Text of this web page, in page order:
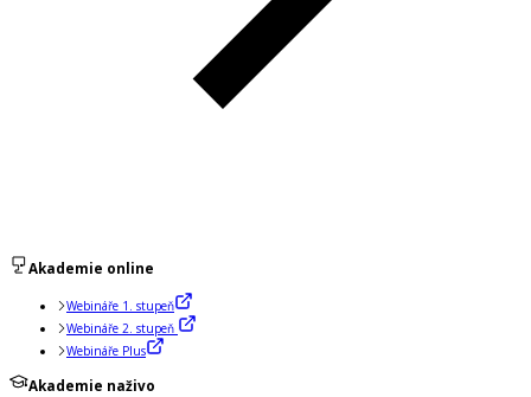
Akademie online
Webináře 1. stupeň
Webináře 2. stupeň
Webináře Plus
Akademie naživo